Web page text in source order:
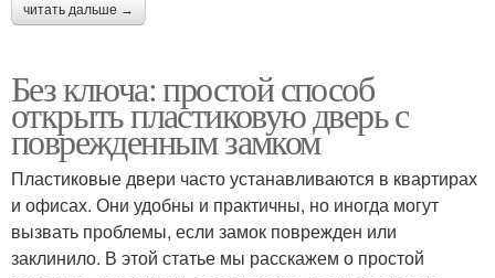
читать дальше →
Без ключа: простой способ
открыть пластиковую дверь с
поврежденным замком
Пластиковые двери часто устанавливаются в квартирах
и офисах. Они удобны и практичны, но иногда могут
вызвать проблемы, если замок поврежден или
заклинило. В этой статье мы расскажем о простой